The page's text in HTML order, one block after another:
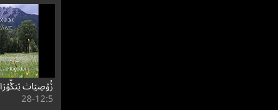
ڒُوْصِيَاث ثِنݣُّوْرَا
5:⁧12⁩-28